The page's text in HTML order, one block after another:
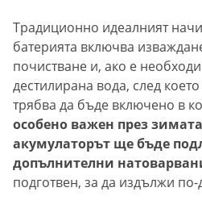
Традиционно идеалният
батерията включва
почистване и, ако е
дестилирана вода, след
трябва да бъде включено в
особено важен през
акумулаторът ще бъде
допълнителни
подготвен, за да издължи по-